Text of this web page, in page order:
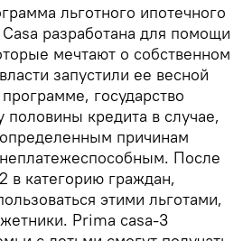
льготного ипотечного
разработана для помощи
мечтают о собственном
запустили ее весной
государство
половины кредита в случае,
причинам
После
в категорию граждан,
этими льготами,
Prima casa-3